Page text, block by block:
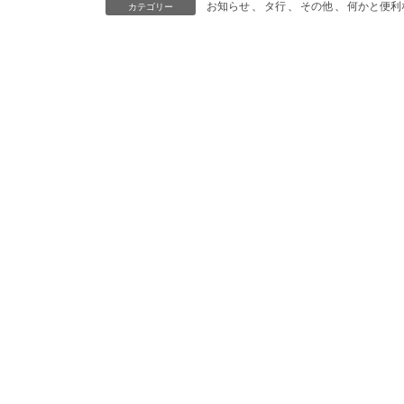
カテゴリー お知らせ 、 タ行 、 その他 、 何かと便利